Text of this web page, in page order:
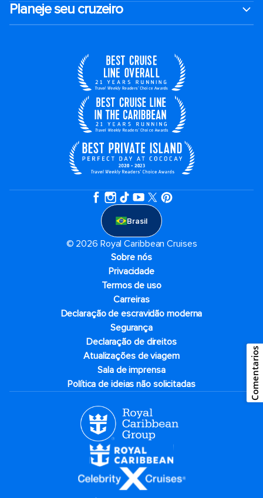
Planeje seu cruzeiro
Brasil
© 2026 Royal Caribbean Cruises
Sobre nós
Privacidade
Termos de uso
Carreiras
Declaração de escravidão moderna
Segurança
Declaração de direitos
Atualizações de viagem
Sala de imprensa
Política de ideias não solicitadas
Comentarios